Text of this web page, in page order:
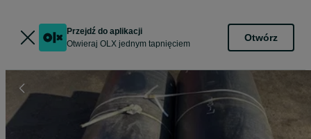
Przejdź do aplikacji
Otwieraj OLX jednym tapnięciem
Otwórz